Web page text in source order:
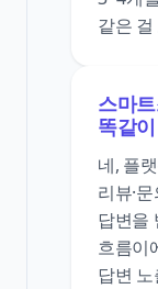
같은
스마
똑같
네, 플
리뷰·
답변을
흐름이
답변